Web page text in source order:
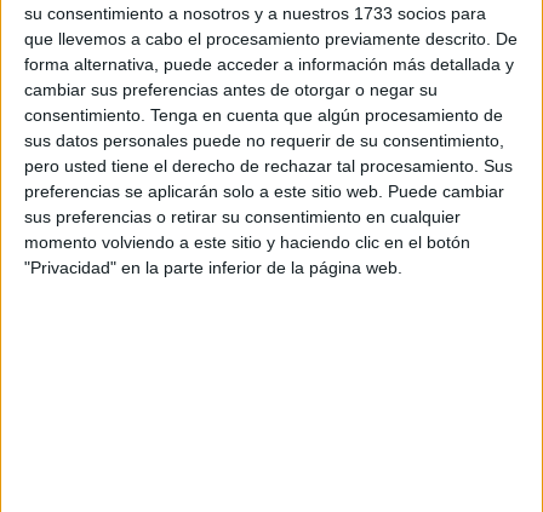
su consentimiento a nosotros y a nuestros 1733 socios para
que llevemos a cabo el procesamiento previamente descrito. De
forma alternativa, puede acceder a información más detallada y
cambiar sus preferencias antes de otorgar o negar su
consentimiento. Tenga en cuenta que algún procesamiento de
sus datos personales puede no requerir de su consentimiento,
pero usted tiene el derecho de rechazar tal procesamiento. Sus
preferencias se aplicarán solo a este sitio web. Puede cambiar
sus preferencias o retirar su consentimiento en cualquier
momento volviendo a este sitio y haciendo clic en el botón
"Privacidad" en la parte inferior de la página web.
objetivo de estudiar la evolución del frente occidental de
las antiguas defensas de Ceuta.
Durante las excavaciones salieron a la luz una puerta
monumental y diversos espacios abovedados asociados a
ella, unos hallazgos que obligaron a desarrollar sucesivas
campañas arqueológicas debido a su extraordinario
interés histórico.